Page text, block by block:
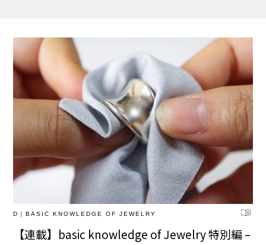
D｜BASIC KNOWLEDGE OF JEWELRY
【連載】basic knowledge of Jewelry 特別編 –